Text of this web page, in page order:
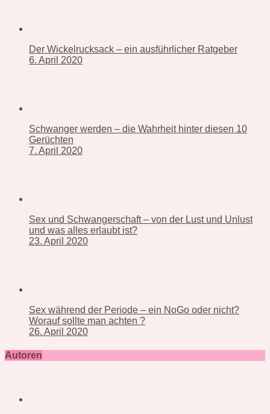
Der Wickelrucksack – ein ausführlicher Ratgeber
6. April 2020
Schwanger werden – die Wahrheit hinter diesen 10
Gerüchten
7. April 2020
Sex und Schwangerschaft – von der Lust und Unlust
und was alles erlaubt ist?
23. April 2020
Sex während der Periode – ein NoGo oder nicht?
Worauf sollte man achten ?
26. April 2020
Autoren